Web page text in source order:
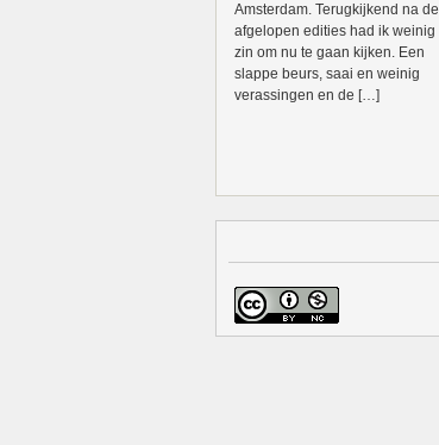
Amsterdam. Terugkijkend na de
afgelopen edities had ik weinig
zin om nu te gaan kijken. Een
slappe beurs, saai en weinig
verassingen en de […]